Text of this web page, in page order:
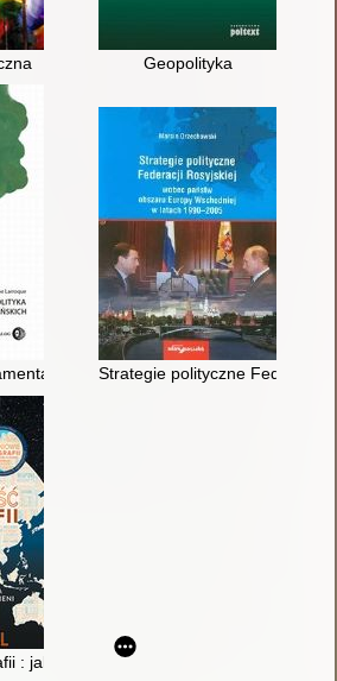
Geopolityka
muzułmańskich
Strategie polityczne Federacji
: jak polityka w kosmosie zmieni nasz